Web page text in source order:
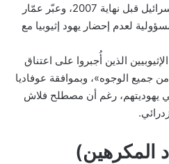
– قرابة 18,000 شخص – إلى إسرائيل قبل نهاية 2007، وعبّر عمّار
المسؤولية لعدم إحضار يهود إثيوبيا مع
الذين أُجبروا على اعتناق
جميع الوجوه»، وبموافقة عوفاديا
يهوديتهم، رغم أن مصطلح فلاش
المكرهين)